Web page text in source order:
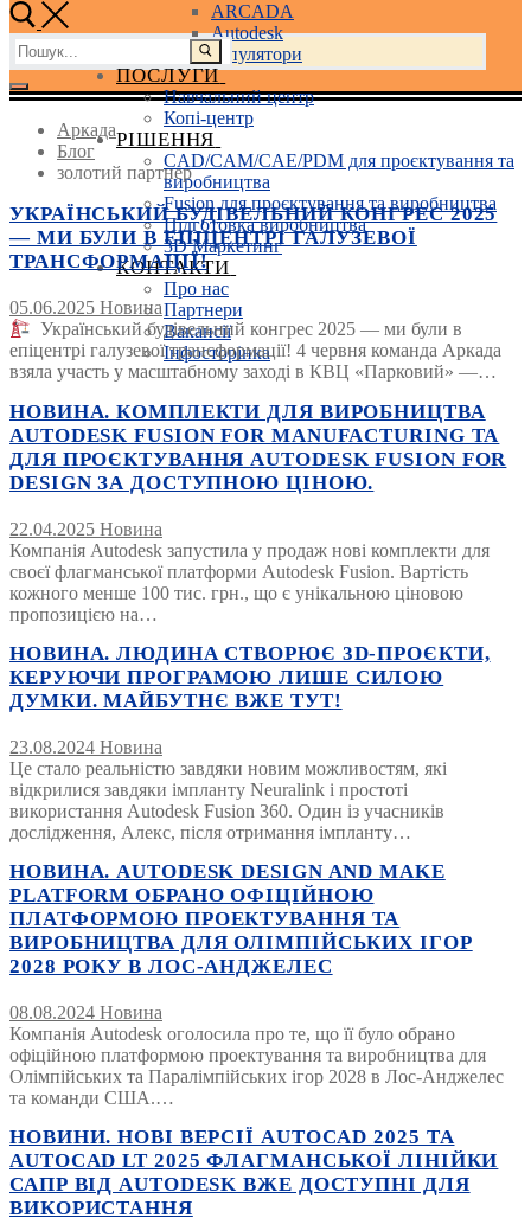
ARCADA
Autodesk
3D маніпулятори
ПОСЛУГИ
Навчальний центр
Копі-центр
РІШЕННЯ
CAD/CAM/CAE/PDM для проєктування та
виробництва
Fusion для проєктування та виробництва
Підготовка виробництва
3D Маркетинг
КОНТАКТИ
Про нас
Партнери
Вакансії
Інфосторінка
Пошук:
Аркада
Блог
золотий партнер
УКРАЇНСЬКИЙ БУДІВЕЛЬНИЙ КОНГРЕС 2025
— МИ БУЛИ В ЕПІЦЕНТРІ ГАЛУЗЕВОЇ
ТРАНСФОРМАЦІЇ!
05.06.2025 Новина
Український будівельний конгрес 2025 — ми були в
епіцентрі галузевої трансформації! 4 червня команда Аркада
взяла участь у масштабному заході в КВЦ «Парковий» —…
НОВИНА. КОМПЛЕКТИ ДЛЯ ВИРОБНИЦТВА
AUTODESK FUSION FOR MANUFACTURING ТА
ДЛЯ ПРОЄКТУВАННЯ AUTODESK FUSION FOR
DESIGN ЗА ДОСТУПНОЮ ЦІНОЮ.
22.04.2025 Новина
Компанія Autodesk запустила у продаж нові комплекти для
своєї флагманської платформи Autodesk Fusion. Вартість
кожного менше 100 тис. грн., що є унікальною ціновою
пропозицією на…
НОВИНА. ЛЮДИНА СТВОРЮЄ 3D-ПРОЄКТИ,
КЕРУЮЧИ ПРОГРАМОЮ ЛИШЕ СИЛОЮ
ДУМКИ. МАЙБУТНЄ ВЖЕ ТУТ!
23.08.2024 Новина
Це стало реальністю завдяки новим можливостям, які
відкрилися завдяки імпланту Neuralink і простоті
використання Autodesk Fusion 360. Один із учасників
дослідження, Алекс, після отримання імпланту…
НОВИНА. AUTODESK DESIGN AND MAKE
PLATFORM ОБРАНО ОФІЦІЙНОЮ
ПЛАТФОРМОЮ ПРОЕКТУВАННЯ ТА
ВИРОБНИЦТВА ДЛЯ ОЛІМПІЙСЬКИХ ІГОР
2028 РОКУ В ЛОС-АНДЖЕЛЕС
08.08.2024 Новина
Компанія Autodesk оголосила про те, що її було обрано
офіційною платформою проектування та виробництва для
Олімпійських та Паралімпійських ігор 2028 в Лос-Анджелес
та команди США.…
НОВИНИ. НОВІ ВЕРСІЇ AUTOCAD 2025 ТА
AUTOCAD LT 2025 ФЛАГМАНСЬКОЇ ЛІНІЙКИ
САПР ВІД AUTODESK ВЖЕ ДОСТУПНІ ДЛЯ
ВИКОРИСТАННЯ